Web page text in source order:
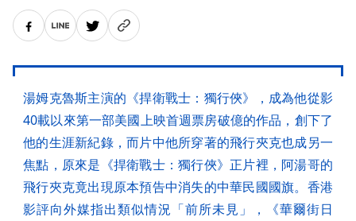
湯姆克魯斯主演的《捍衛戰士：獨行俠》，成為他從影
40載以來第一部美國上映首週票房破億的作品，創下了
他的生涯新紀錄，而片中他所穿著的飛行夾克也成另一
焦點，原來是《捍衛戰士：獨行俠》正片裡，阿湯哥的
飛行夾克竟出現原本預告中消失的中華民國國旗。香港
影評向外媒指出類似情況「前所未見」，《華爾街日